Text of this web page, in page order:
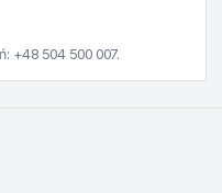
+48 504 500 007.